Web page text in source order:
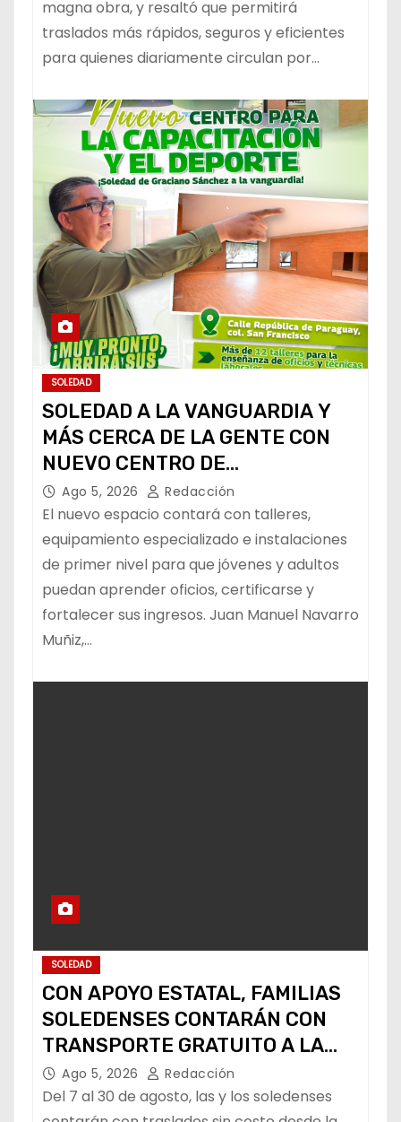
magna obra, y resaltó que permitirá
traslados más rápidos, seguros y eficientes
para quienes diariamente circulan por…
SOLEDAD
SOLEDAD A LA VANGUARDIA Y
MÁS CERCA DE LA GENTE CON
NUEVO CENTRO DE
CAPACITACIÓN: NAVARRO MUÑIZ
Ago 5, 2026 Redacción
El nuevo espacio contará con talleres,
equipamiento especializado e instalaciones
de primer nivel para que jóvenes y adultos
puedan aprender oficios, certificarse y
fortalecer sus ingresos. Juan Manuel Navarro
Muñiz,…
SOLEDAD
CON APOYO ESTATAL, FAMILIAS
SOLEDENSES CONTARÁN CON
TRANSPORTE GRATUITO A LA
FENAPO
Ago 5, 2026 Redacción
Del 7 al 30 de agosto, las y los soledenses